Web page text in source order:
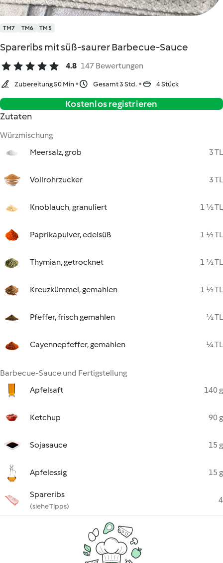
TM7 TM6 TM5
Spareribs mit süß-saurer Barbecue-Sauce
4.8 147 Bewertungen
Zubereitung 50 Min Gesamt 3 Std. 4 Stück
Kostenlos registrieren
Zutaten
Würzmischung
Meersalz, grob
3 TL
Vollrohrzucker 3 TL
Knoblauch, granuliert 1 ½ TL
Paprikapulver, edelsüß 1 ½ TL
Thymian, getrocknet 1 ½ TL
Kreuzkümmel, gemahlen 1 ½ TL
Pfeffer, frisch gemahlen ½ TL
Cayennepfeffer, gemahlen ¼ TL
Barbecue-Sauce und Fertigstellung
Apfelsaft
140 g
Ketchup 90 g
Sojasauce 15 g
Apfelessig 15 g
Spareribs
(siehe Tipps)
4